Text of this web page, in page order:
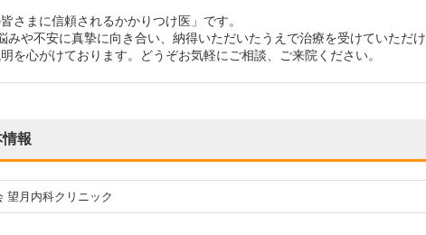
さまに信頼されるかかりつけ医」です。
みや不安に真摯に向き合い、納得いただいたうえで治療を受けていただけ
を心がけております。どうぞお気軽にご相談、ご来院ください。
報
望月内科クリニック